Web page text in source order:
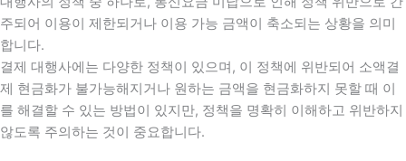
주되어 이용이 제한되거나 이용 가능 금액이 축소되는 상황을 의미
합니다.
결제 대행사에는 다양한 정책이 있으며, 이 정책에 위반되어 소액결
제 현금화가 불가능해지거나 원하는 금액을 현금화하지 못할 때 이
를 해결할 수 있는 방법이 있지만, 정책을 명확히 이해하고 위반하지
않도록 주의하는 것이 중요합니다.